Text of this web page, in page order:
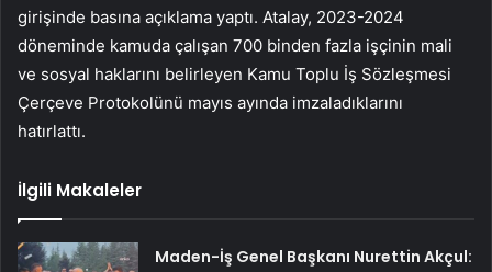
girişinde basına açıklama yaptı. Atalay, 2023-2024
döneminde kamuda çalışan 700 binden fazla işçinin mali
ve sosyal haklarını belirleyen Kamu Toplu İş Sözleşmesi
Çerçeve Protokolünü mayıs ayında imzaladıklarını
hatırlattı.
İlgili Makaleler
Maden-İş Genel Başkanı Nurettin Akçul: